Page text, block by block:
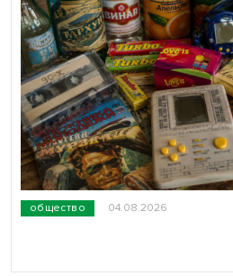
общество 04.08.2026